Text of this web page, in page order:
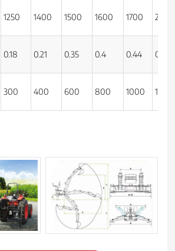
1250 1400 1500 1600 1700 2000
0.18 0.21 0.35 0.4 0.44 0.7
300 400 600 800 1000 1200